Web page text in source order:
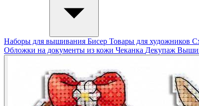
Наборы для вышивания Бисер Товары для художников
Обложки на документы из кожи Чеканка Декупаж